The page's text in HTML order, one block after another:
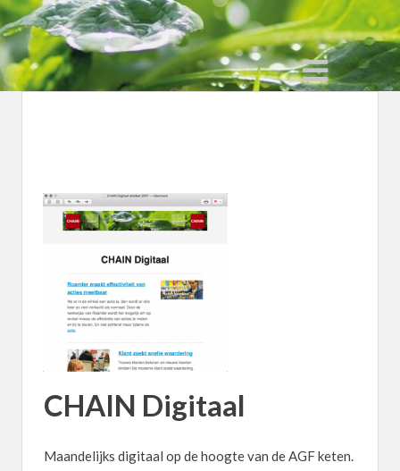
CHAIN Digitaal
Maandelijks digitaal op de hoogte van de AGF keten.